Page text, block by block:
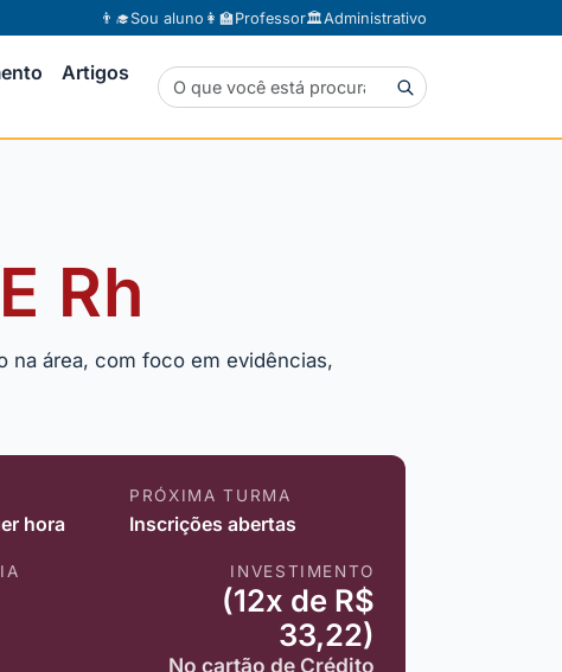
👨‍🎓Sou aluno 👩‍🏫Professor🏛️Administrativo
Artigos
Rh
na área, com foco em evidências,
hora
PRÓXIMA TURMA
Inscrições abertas
INVESTIMENTO
(12x de R$
33,22)
No cartão de Crédito